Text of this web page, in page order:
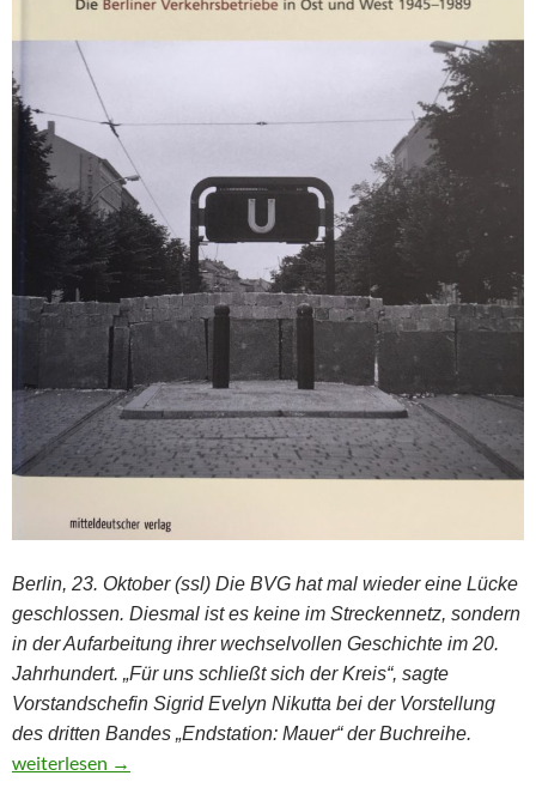
Berlin, 23. Oktober (ssl) Die BVG hat mal wieder eine Lücke
geschlossen. Diesmal ist es keine im Streckennetz, sondern
in der Aufarbeitung ihrer wechselvollen Geschichte im 20.
Jahrhundert. „Für uns schließt sich der Kreis“, sagte
Vorstandschefin Sigrid Evelyn Nikutta bei der Vorstellung
des dritten Bandes „Endstation: Mauer“ der Buchreihe.
BVG-Lückenschluss im Bücherregal
weiterlesen →